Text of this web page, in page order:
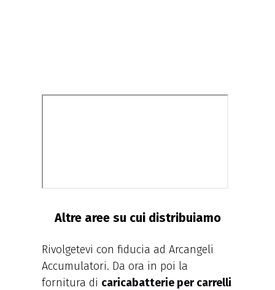
Altre aree su cui distribuiamo
Rivolgetevi con fiducia ad Arcangeli
Accumulatori. Da ora in poi la
fornitura di caricabatterie per carrelli